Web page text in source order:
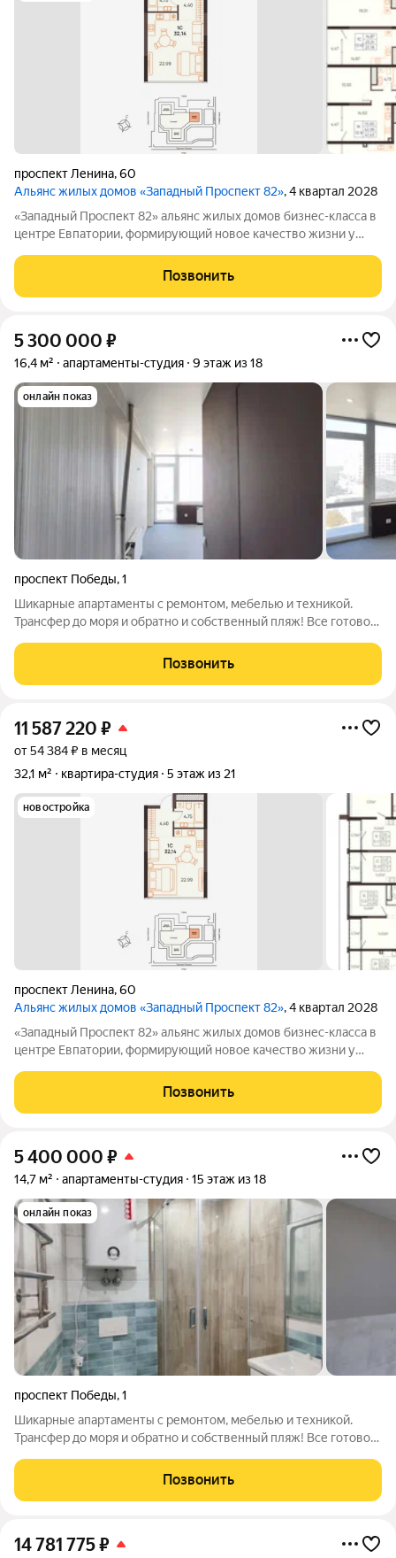
проспект Ленина,60
Альянс жилых домов «Западный Проспект 82», 4 квартал 2028
«Западный Проспект 82» альянс жилых домов бизнес-класса в
центре Евпатории, формирующий новое качество жизни у
городской среды и курортного образа жизни: здесь можно
работать, развиваться и отдыхать,
Позвонить
5 300 000 ₽
16,4 м² апартаменты-студия 9 этаж из 18
онлайн показ
проспект Победы,1
Шикарные апартаменты с ремонтом, мебелью и техникой.
Трансфер до моря и обратно и собственный пляж! Все готово!
Своя собственная котельная, шведская линия площадью 800
кв м, SPA-комплекс на 1300
Позвонить
11 587 220 ₽
от 54 384 ₽ в месяц
32,1 м²
квартира-студия 5 этаж из 21
новостройка
проспект Ленина,60
Альянс жилых домов «Западный Проспект 82», 4 квартал 2028
«Западный Проспект 82» альянс жилых домов бизнес-класса в
центре Евпатории, формирующий новое качество жизни у
городской среды и курортного образа жизни: здесь можно
работать, развиваться и отдыхать,
Позвонить
5 400 000 ₽
14,7 м² апартаменты-студия 15 этаж из 18
онлайн показ
проспект Победы,1
Шикарные апартаменты с ремонтом, мебелью и техникой.
Трансфер до моря и обратно и собственный пляж! Все готово!
Своя собственная котельная, шведская линия площадью 800
кв м, SPA-комплекс на 1300
Позвонить
14 781 775₽